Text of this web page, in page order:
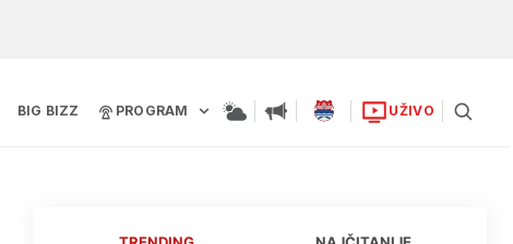
BIG BIZZ PROGRAM UŽIVO